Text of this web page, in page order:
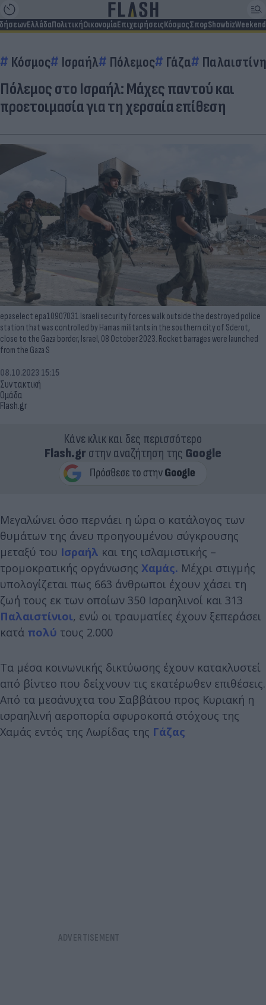
ΕλλάδαΠολιτικήΟικονομίαΕπιχειρήσειςΚόσμοςΣπορShowbizWeekend
Κόσμος Ισραήλ Πόλεμος Γάζα Παλαιστίνη
Πόλεμος στο Ισραήλ: Μάχες παντού και
προετοιμασία για τη χερσαία επίθεση
epaselect epa10907031 Israeli security forces walk outside the destroyed police
station that was controlled by Hamas militants in the southern city of Sderot,
close to the Gaza border, Israel, 08 October 2023. Rocket barrages were launched
from the Gaza S
Συντακτική
Ομάδα
Flash.gr
08.10.2023 15:15
Κάνε κλικ και δες περισσότερο
Flash.grστην αναζήτηση της Google
Μεγαλώνει όσο περνάει η ώρα ο κατάλογος των
θυμάτων της άνευ προηγουμένου σύγκρουσης
μεταξύ του Ισραήλ και της ισλαμιστικής –
τρομοκρατικής οργάνωσης Χαμάς. Μέχρι στιγμής
υπολογίζεται πως 663 άνθρωποι έχουν χάσει τη
ζωή τους εκ των οποίων 350 Ισραηλινοί και 313
Παλαιστίνιοι, ενώ οι τραυματίες έχουν ξεπεράσει
κατά πολύ τους 2.000
Τα μέσα κοινωνικής δικτύωσης έχουν κατακλυστεί
από βίντεο που δείχνουν τις εκατέρωθεν επιθέσεις.
Από τα μεσάνυχτα του Σαββάτου προς Κυριακή η
ισραηλινή αεροπορία σφυροκοπά στόχους της
Χαμάς εντός της Λωρίδας της Γάζας